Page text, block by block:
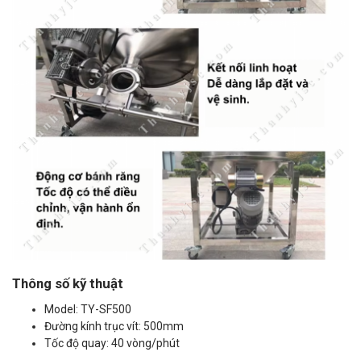
Thông số kỹ thuật
Model: TY-SF500
Đường kính trục vít: 500mm
Tốc độ quay: 40 vòng/phút